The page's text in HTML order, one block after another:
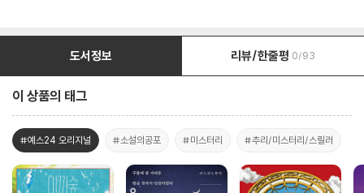
도서정보 리뷰/한줄평 0/93
이 상품의 태그
#예스24 오리지널 #소설의공포 #미스터리 #추리/미스터리/스릴러